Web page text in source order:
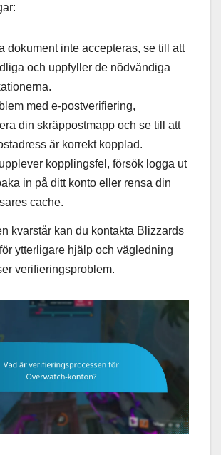
dokument inte accepteras, se till att
och uppfyller de nödvändiga
med e-postverifiering,
din skräppostmapp och se till att
är korrekt kopplad.
kopplingsfel, försök logga ut
in på ditt konto eller rensa din
cache.
kvarstår kan du kontakta Blizzards
ytterligare hjälp och vägledning
verifieringsproblem.